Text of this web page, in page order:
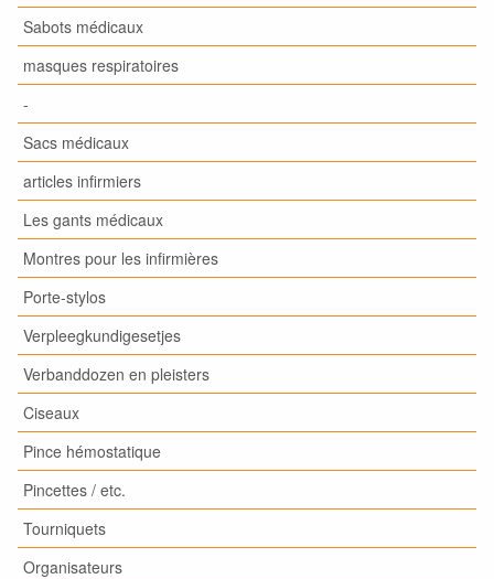
Sabots médicaux
masques respiratoires
-
Sacs médicaux
articles infirmiers
Les gants médicaux
Montres pour les infirmières
Porte-stylos
Verpleegkundigesetjes
Verbanddozen en pleisters
Ciseaux
Pince hémostatique
Pincettes / etc.
Tourniquets
Organisateurs